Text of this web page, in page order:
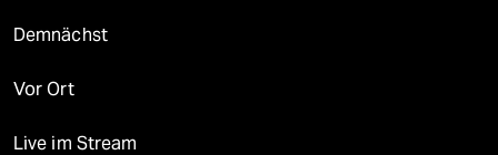
Demnächst
Vor Ort
Live im Stream